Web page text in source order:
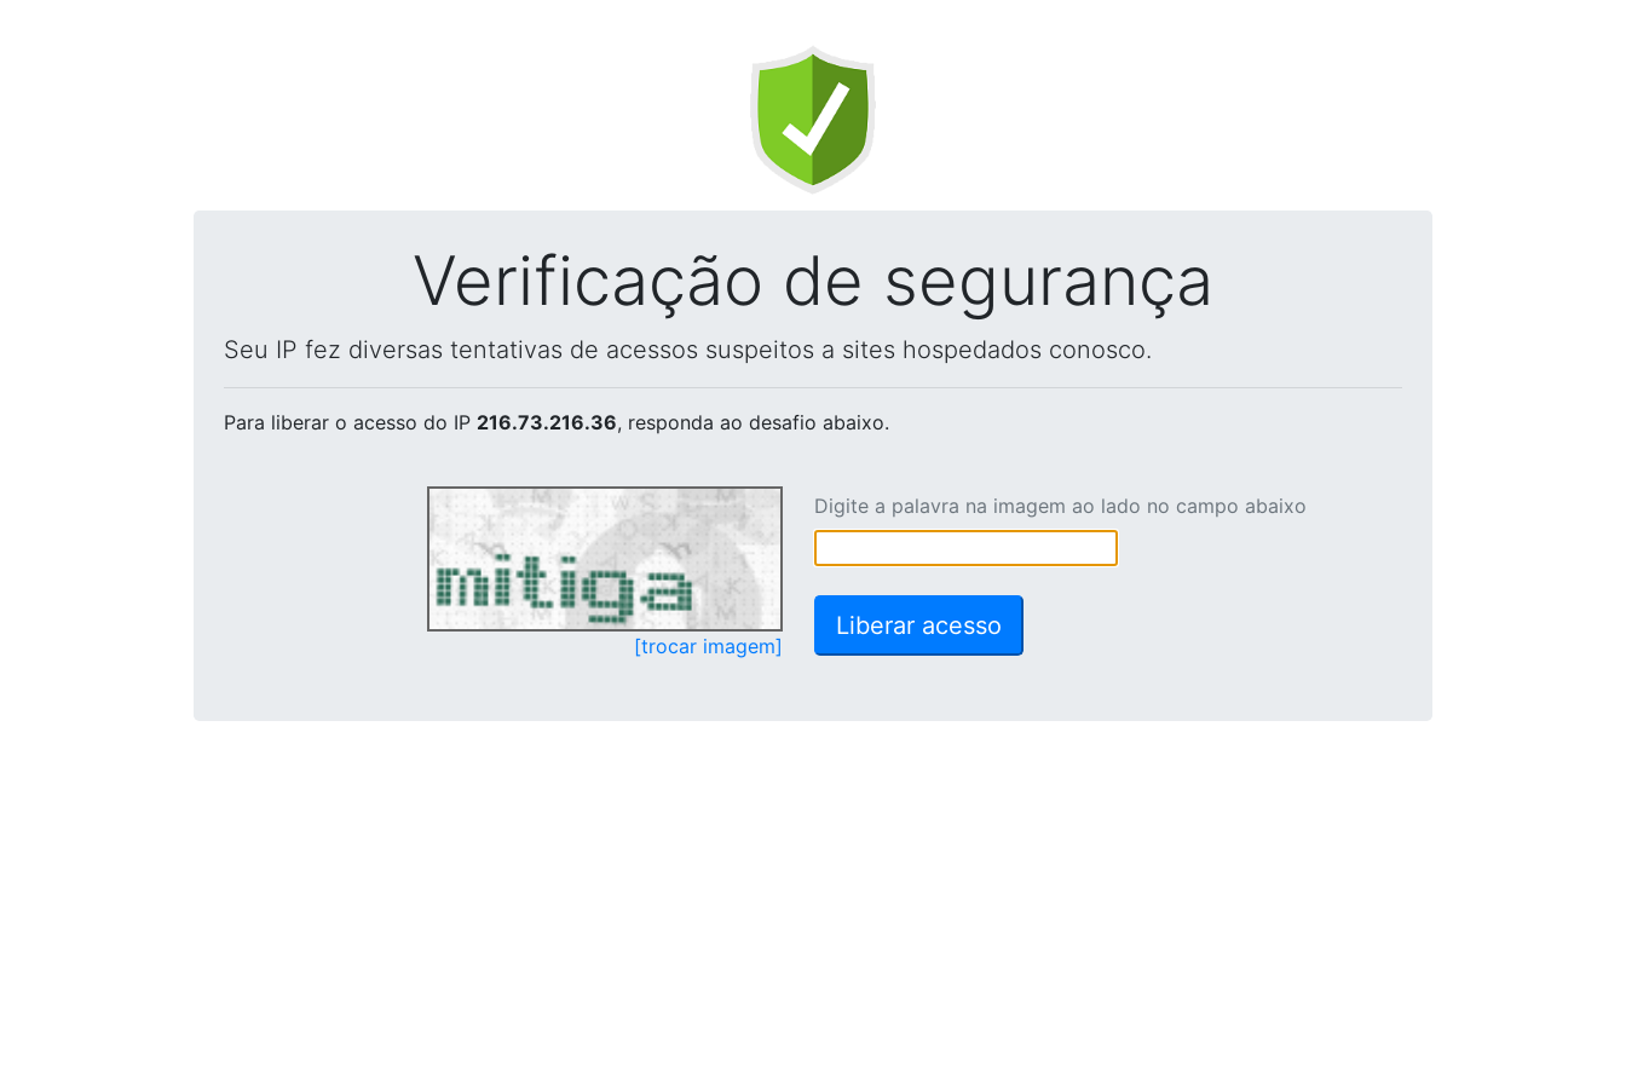
Verificação de segurança
Seu IP fez diversas tentativas de acessos suspeitos a sites hospedados conosco.
Para liberar o acesso do IP 216.73.216.36, responda ao desafio abaixo.
[trocar imagem]
Digite a palavra na imagem ao lado no campo abaixo